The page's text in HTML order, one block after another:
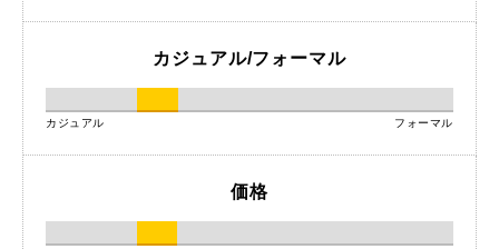
カジュアル/フォーマル
カジュアル フォーマル
価格